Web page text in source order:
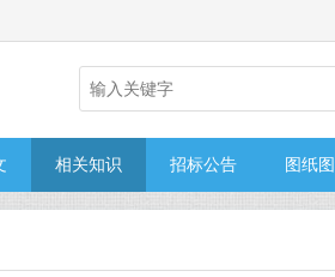
相关知识 招标公告 图纸